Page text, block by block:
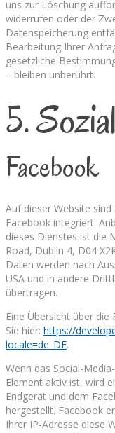
uns zur Löschung
widerrufen oder der
Datenspeicherung
Bearbeitung Ihrer
gesetzliche
– bleiben unberührt.
5.
Facebook
Auf dieser Website
Facebook integriert.
dieses Dienstes ist die
Road, Dublin 4, D04
Daten werden nach
USA und in andere
übertragen.
Eine Übersicht über
Sie hier: https://
locale=de_DE.
Wenn das Social-Media-
Element aktiv ist, wird
Endgerät und dem
hergestellt. Facebook
Ihrer IP-Adresse diese